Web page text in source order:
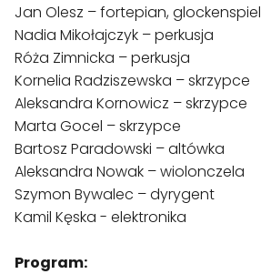
Jan Olesz – fortepian, glockenspiel
Nadia Mikołajczyk – perkusja
Róża Zimnicka – perkusja
Kornelia Radziszewska – skrzypce
Aleksandra Kornowicz – skrzypce
Marta Gocel – skrzypce
Bartosz Paradowski – altówka
Aleksandra Nowak – wiolonczela
Szymon Bywalec – dyrygent
Kamil Kęska - elektronika
Program: